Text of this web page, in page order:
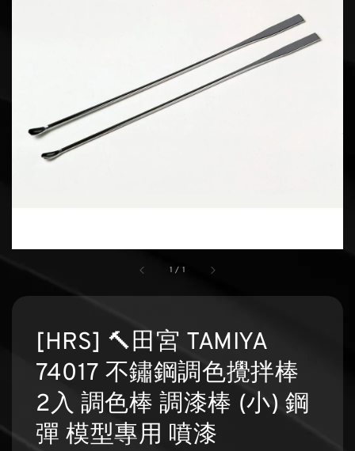
1 / 1
[HRS] 🔨田宮 TAMIYA
74017 不鏽鋼調色攪拌棒
2入 調色棒 調漆棒 (小) 鋼
彈 模型專用 噴漆